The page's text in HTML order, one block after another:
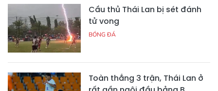
Cầu thủ Thái Lan bị sét đánh
tử vong
BÓNG ĐÁ
Toàn thắng 3 trận, Thái Lan ở